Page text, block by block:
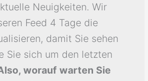
Neuigkeiten. Wir
Feed 4 Tage die
damit Sie sehen
Sie sich um den letzten
worauf warten Sie